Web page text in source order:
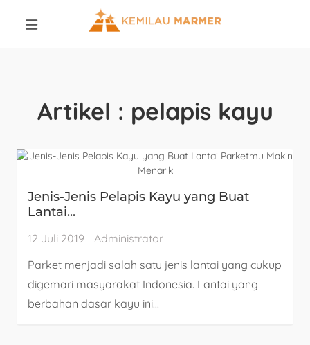
Artikel : pelapis kayu
Jenis-Jenis Pelapis Kayu yang Buat
Lantai...
12 Juli 2019
Administrator
Parket menjadi salah satu jenis lantai yang cukup
digemari masyarakat Indonesia. Lantai yang
berbahan dasar kayu ini...